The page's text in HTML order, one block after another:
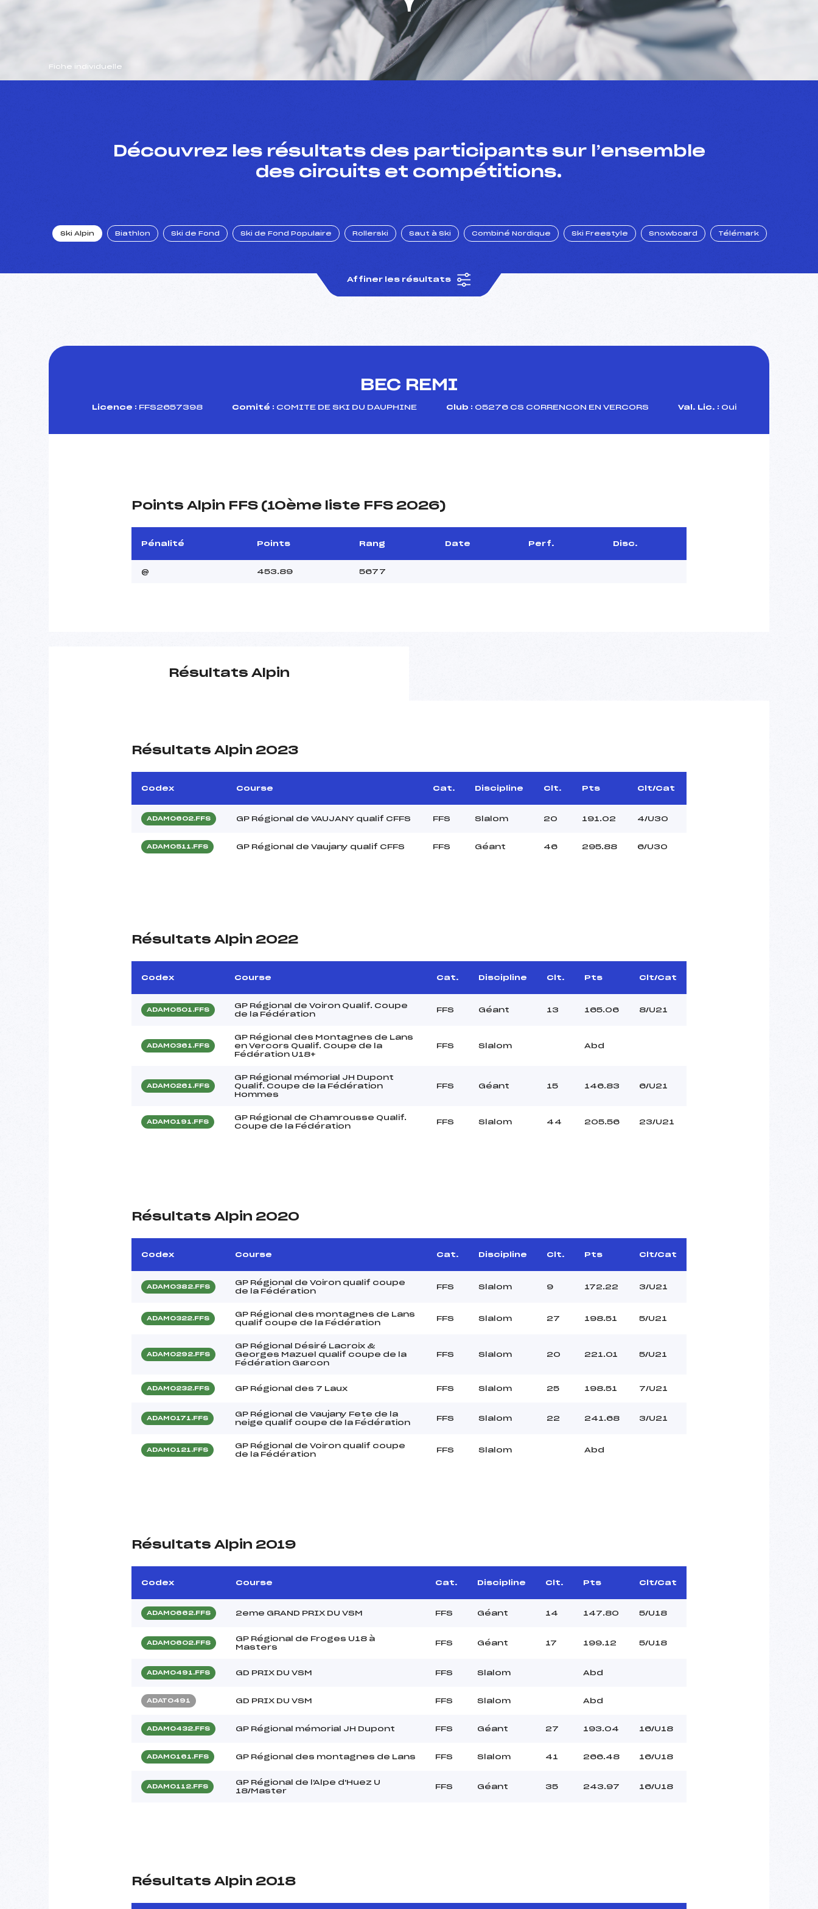
Fiche individuelle
Découvrez les résultats des participants sur l’ensemble
des circuits et compétitions.
Ski Alpin Biathlon Ski de Fond Ski de Fond Populaire Rollerski Saut à Ski Combiné Nordique Ski Freestyle Snowboard Télémark
Affiner les résultats
BEC REMI
Licence : FFS2657398 Comité : COMITE DE SKI DU DAUPHINE Club : 05276 CS CORRENCON EN VERCORS Val. Lic. : Oui
Points Alpin FFS (10ème liste FFS 2026)
Pénalité Points Rang Date Perf. Disc.
@ 453.89 5677
Résultats Alpin
Résultats Alpin 2023
Codex Course Cat. Discipline Clt. Pts Clt/Cat
ADAM0602.FFS GP Régional de VAUJANY qualif CFFS FFS Slalom 20 191.02 4/U30
ADAM0511.FFS GP Régional de Vaujany qualif CFFS FFS Géant 46 295.88 6/U30
Résultats Alpin 2022
Codex Course Cat. Discipline Clt. Pts Clt/Cat
ADAM0501.FFS
GP Régional de Voiron Qualif. Coupe
de la Fédération
FFS Géant 13 165.06 8/U21
ADAM0361.FFS
GP Régional des Montagnes de Lans
en Vercors Qualif. Coupe de la
Fédération U18+
FFS Slalom Abd
ADAM0261.FFS
GP Régional mémorial JH Dupont
Qualif. Coupe de la Fédération
Hommes
FFS Géant 15 146.83 6/U21
ADAM0191.FFS
GP Régional de Chamrousse Qualif.
Coupe de la Fédération
FFS Slalom 44 205.56 23/U21
Résultats Alpin 2020
Codex Course Cat. Discipline Clt. Pts Clt/Cat
ADAM0382.FFS
GP Régional de Voiron qualif coupe
de la Fédération
FFS Slalom 9 172.22 3/U21
ADAM0322.FFS
GP Régional des montagnes de Lans
qualif coupe de la Fédération
FFS Slalom 27 198.51 5/U21
ADAM0292.FFS
GP Régional Désiré Lacroix &
Georges Mazuel qualif coupe de la
Fédération Garcon
FFS Slalom 20 221.01 5/U21
ADAM0232.FFS GP Régional des 7 Laux FFS Slalom 25 198.51 7/U21
ADAM0171.FFS
GP Régional de Vaujany Fete de la
neige qualif coupe de la Fédération
FFS Slalom 22 241.68 3/U21
ADAM0121.FFS
GP Régional de Voiron qualif coupe
de la Fédération
FFS Slalom Abd
Résultats Alpin 2019
Codex Course Cat. Discipline Clt. Pts Clt/Cat
ADAM0662.FFS 2eme GRAND PRIX DU VSM FFS Géant 14 147.80 5/U18
ADAM0602.FFS
GP Régional de Froges U18 à
Masters
FFS Géant 17 199.12 5/U18
ADAM0491.FFS GD PRIX DU VSM FFS Slalom Abd
ADAT0491 GD PRIX DU VSM FFS Slalom Abd
ADAM0432.FFS GP Régional mémorial JH Dupont FFS Géant 27 193.04 16/U18
ADAM0161.FFS GP Régional des montagnes de Lans FFS Slalom 41 266.48 16/U18
ADAM0112.FFS
GP Régional de l'Alpe d'Huez U
18/Master
FFS Géant 35 243.97 16/U18
Résultats Alpin 2018